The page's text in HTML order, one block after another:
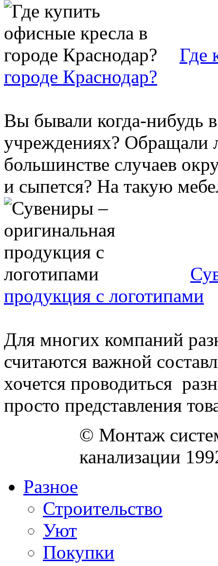
Где
городе Краснодар?
Вы бывали когда-нибудь
учреждениях? Обращали
большинстве случаев
и сыпется? На такую
продукция с логотипами
Для многих компаний
считаются важной
хочется проводиться
просто представления
© Монтаж
канализации
Разное
Строительство
Уют
Покупки